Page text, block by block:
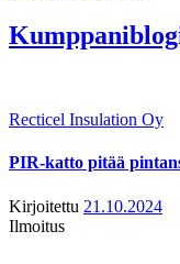
Recticel Insulation Oy
PIR-katto pitää
Kirjoitettu 21.10.2024
Ilmoitus